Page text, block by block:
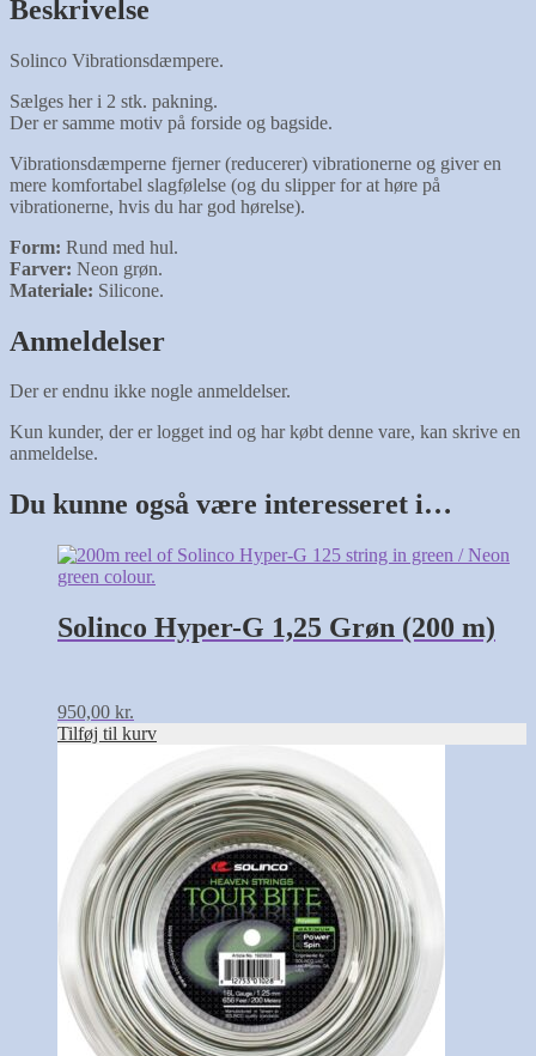
Beskrivelse
Solinco Vibrationsdæmpere.
Sælges her i 2 stk. pakning.
Der er samme motiv på forside og bagside.
Vibrationsdæmperne fjerner (reducerer) vibrationerne og giver en
mere komfortabel slagfølelse (og du slipper for at høre på
vibrationerne, hvis du har god hørelse).
Form: Rund med hul.
Farver: Neon grøn.
Materiale: Silicone.
Anmeldelser
Der er endnu ikke nogle anmeldelser.
Kun kunder, der er logget ind og har købt denne vare, kan skrive en
anmeldelse.
Du kunne også være interesseret i…
Solinco Hyper-G 1,25 Grøn (200 m)
950,00 kr.
Tilføj til kurv